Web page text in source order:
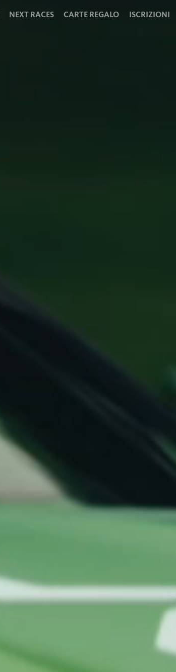
NEXT RACES CARTE REGALO ISCRIZIONI